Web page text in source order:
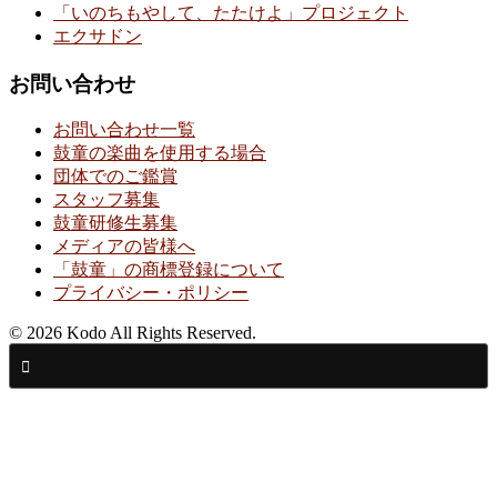
「いのちもやして、たたけよ」プロジェクト
エクサドン
お問い合わせ
お問い合わせ一覧
鼓童の楽曲を使用する場合
団体でのご鑑賞
スタッフ募集
鼓童研修生募集
メディアの皆様へ
「鼓童」の商標登録について
プライバシー・ポリシー
© 2026 Kodo All Rights Reserved.